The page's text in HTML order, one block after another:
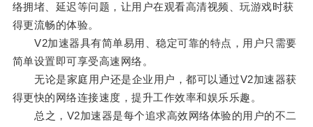
络拥堵、延迟等问题，让用户在观看高清视频、玩游戏时获
得更流畅的体验。
V2加速器具有简单易用、稳定可靠的特点，用户只需要
简单设置即可享受高速网络。
无论是家庭用户还是企业用户，都可以通过V2加速器获
得更快的网络连接速度，提升工作效率和娱乐乐趣。
总之，V2加速器是每个追求高效网络体验的用户的不二